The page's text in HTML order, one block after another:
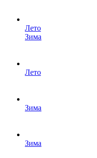
Лето
Зима
Лето
Зима
Зима